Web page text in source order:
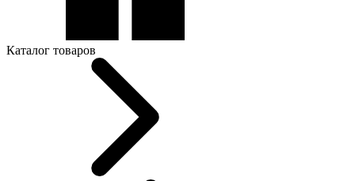
Каталог товаров